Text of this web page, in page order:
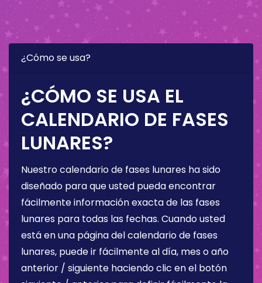
¿Cómo se usa?
¿CÓMO SE USA EL
CALENDARIO DE FASES
LUNARES?
Nuestro calendario de fases lunares ha sido
diseñado para que usted pueda encontrar
fácilmente información exacta de las fases
lunares para todas las fechas. Cuando usted
está en una página del calendario de fases
lunares, puede ir fácilmente al día, mes o año
anterior / siguiente haciendo clic en el botón